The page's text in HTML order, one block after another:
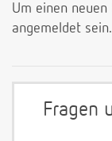
Um einen
angemeldet
Fragen